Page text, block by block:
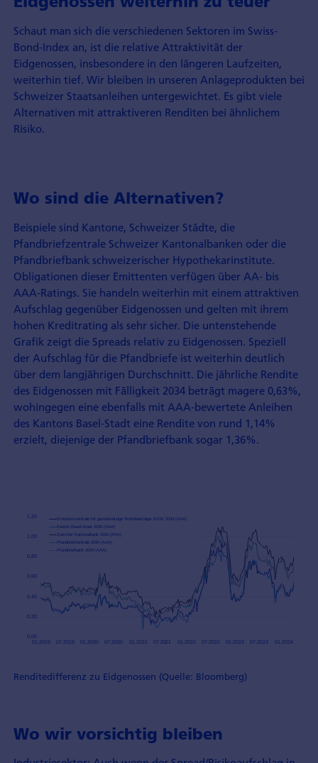
Schaut man sich die verschiedenen Sektoren im Swiss-
Bond-Index an, ist die relative Attraktivität der
Eidgenossen, insbesondere in den längeren Laufzeiten,
weiterhin tief. Wir bleiben in unseren Anlageprodukten bei
Schweizer Staatsanleihen unter­gewichtet. Es gibt viele
Alternativen mit attraktiveren Renditen bei ähnlichem
Risiko.
Wo sind die Alternativen?
Beispiele sind Kantone, Schweizer Städte, die
Pfandbriefzentrale Schweizer Kantonal­banken oder die
Pfandbriefbank schweizerischer Hypothekarinstitute.
Obligationen dieser Emittenten verfügen über AA- bis
AAA-Ratings. Sie handeln weiterhin mit einem attraktiven
Aufschlag gegenüber Eidgenossen und gelten mit ihrem
hohen Kreditrating als sehr sicher. Die untenstehende
Grafik zeigt die Spreads relativ zu Eidgenossen. Speziell
der Aufschlag für die Pfandbriefe ist weiterhin deutlich
über dem langjährigen Durchschnitt. Die jährliche Rendite
des Eidgenossen mit Fälligkeit 2034 beträgt magere 0,63%,
wohingegen eine ebenfalls mit AAA-bewertete Anleihen
des Kantons Basel-Stadt eine Rendite von rund 1,14%
erzielt, diejenige der Pfandbriefbank sogar 1,36%.
Renditedifferenz zu Eidgenossen (Quelle: Bloomberg)
Wo wir vorsichtig bleiben